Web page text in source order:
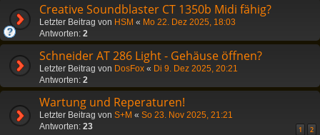
Creative Soundblaster CT 1350b Midi fähig?
Letzter Beitrag von HSM « Mo 22. Dez 2025, 18:03
Antworten: 2
Schneider AT 286 Light - Gehäuse öffnen?
Letzter Beitrag von DosFox « Di 9. Dez 2025, 20:21
Antworten: 2
Wartung und Reperaturen!
Letzter Beitrag von S+M « So 23. Nov 2025, 21:21
Antworten: 23 1 2